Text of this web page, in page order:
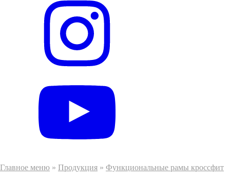
Главное меню » Продукция » Функциональные рамы кроссфит